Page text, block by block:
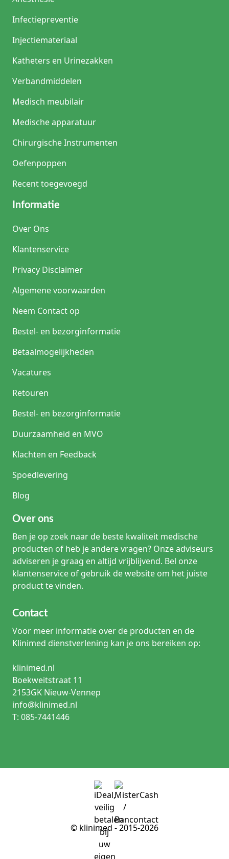
Infectiepreventie
Injectiemateriaal
Katheters en Urinezakken
Verbandmiddelen
Medisch meubilair
Medische apparatuur
Chirurgische Instrumenten
Oefenpoppen
Recent toegevoegd
Informatie
Over Ons
Klantenservice
Privacy Disclaimer
Algemene voorwaarden
Neem Contact op
Bestel- en bezorginformatie
Betaalmogelijkheden
Vacatures
Retouren
Bestel- en bezorginformatie
Duurzaamheid en MVO
Klachten en Feedback
Spoedlevering
Blog
Over ons
Ben je op zoek naar de beste kwaliteit medische
producten of heb je andere vragen? Onze adviseurs
adviseren je graag en altijd vrijblijvend. Bel onze
klantenservice of gebruik de website om het juiste
product te vinden.
Contact
Voor meer informatie over de producten en de
Klinimed dienstverlening kan je ons bereiken op:
klinimed.nl
Boekweitstraat 11
2153GK Nieuw-Vennep
info@klinimed.nl
T: 085-7441446
© klinimed - 2015-2026